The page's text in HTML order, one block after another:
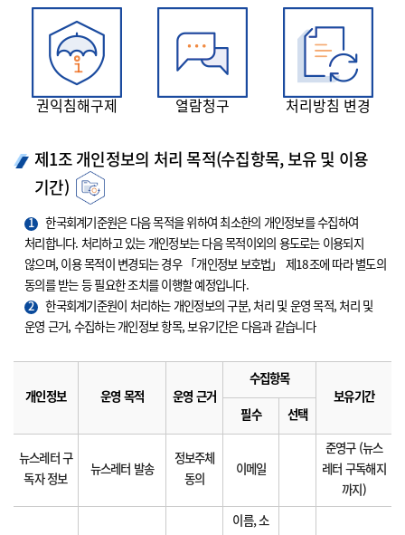
권익침해구제 열람청구 처리방침 변경
제1조 개인정보의 처리 목적(수집항목, 보유 및 이용
기간)
1
한국회계기준원은 다음 목적을 위하여 최소한의 개인정보를 수집하여
처리합니다. 처리하고 있는 개인정보는 다음 목적이외의 용도로는 이용되지
않으며, 이용 목적이 변경되는 경우 「개인정보 보호법」 제18조에 따라 별도의
동의를 받는 등 필요한 조치를 이행할 예정입니다.
2
한국회계기준원이 처리하는 개인정보의 구분, 처리 및 운영 목적, 처리 및
운영 근거, 수집하는 개인정보 항목, 보유기간은 다음과 같습니다
개인정보 운영 목적 운영 근거
수집항목
보유기간
필수
선택
뉴스레터 구
독자 정보
뉴스레터 발송
정보주체
동의
이메일
준영구 (뉴스
레터 구독해지
까지)
이름, 소